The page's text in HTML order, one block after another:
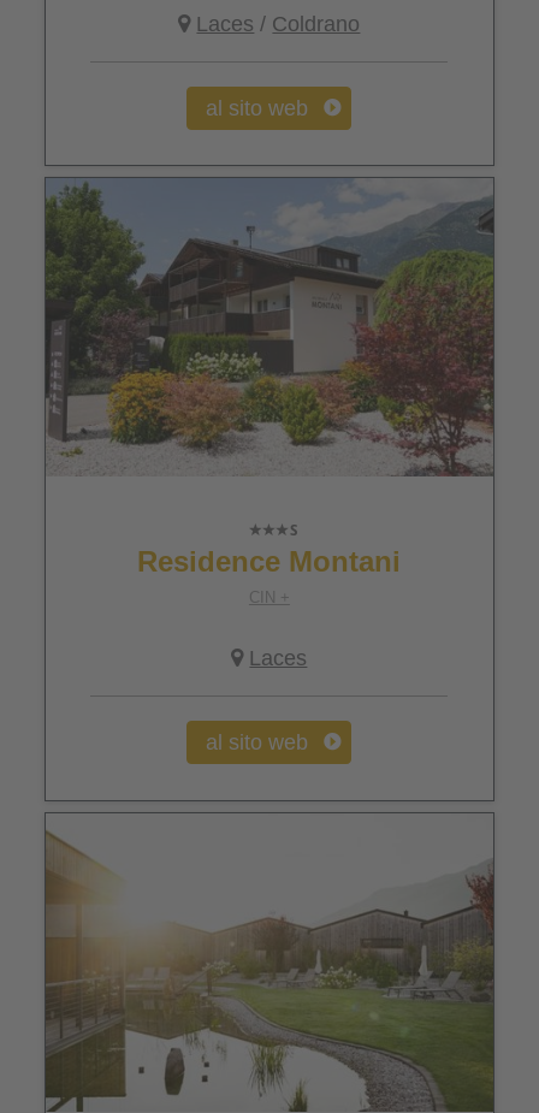
Laces / Coldrano
al sito web
Residence Montani
CIN +
Laces
al sito web